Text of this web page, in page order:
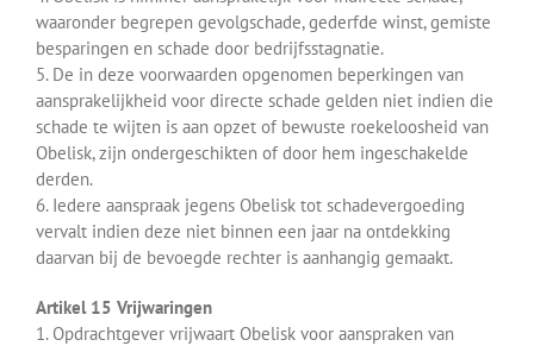
waaronder begrepen gevolgschade, gederfde winst, gemiste
besparingen en schade door bedrijfsstagnatie.
5. De in deze voorwaarden opgenomen beperkingen van
aansprakelijkheid voor directe schade gelden niet indien die
schade te wijten is aan opzet of bewuste roekeloosheid van
Obelisk, zijn ondergeschikten of door hem ingeschakelde
derden.
6. Iedere aanspraak jegens Obelisk tot schadevergoeding
vervalt indien deze niet binnen een jaar na ontdekking
daarvan bij de bevoegde rechter is aanhangig gemaakt.
Artikel 15 Vrijwaringen
1. Opdrachtgever vrijwaart Obelisk voor aanspraken van